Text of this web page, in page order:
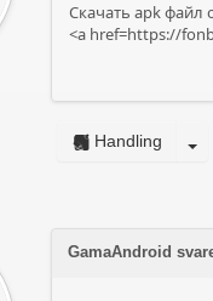
Скачать apk файл
<a href=https://
Handling
GamaAndroid